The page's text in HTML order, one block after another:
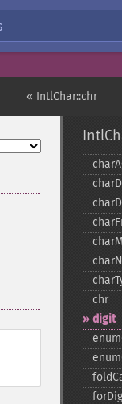
« IntlChar::chr
chr
digit